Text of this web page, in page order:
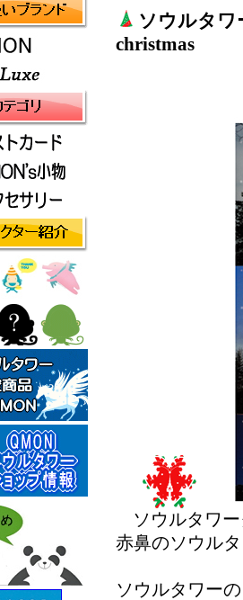
ソウルタ
christmas
ソウルタワ
赤鼻のソウル
ソウルタワー